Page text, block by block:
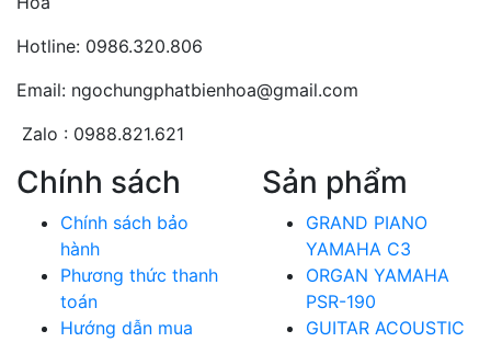
Hotline: 0986.320.806
Email: ngochungphatbienhoa@gmail.com
Zalo : 0988.821.621
Chính sách
Chính sách bảo
hành
Phương thức thanh
toán
Hướng dẫn mua
Sản phẩm
GRAND PIANO
YAMAHA C3
ORGAN YAMAHA
PSR-190
GUITAR ACOUSTIC